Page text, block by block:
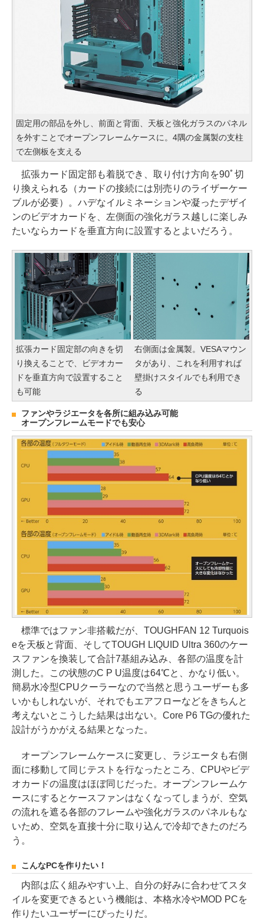
固定用の部品を外し、前面と背面、天板と強化ガラスのパネル
を外すことでオープンフレームケースに。4隅の金属製の支柱
で左側板を支える
拡張カード固定部も着脱でき、取り付け方向を90ﾟ切
り換えられる（カードの接続には別売りのライザーケー
ブルが必要）。ハデなイルミネーションや凝ったデザイ
ンのビデオカードを、左側面の強化ガラス越しに楽しみ
たいならカードを垂直方向に設置するとよいだろう。
拡張カード固定部の向きを切
り換えることで、ビデオカー
ドを垂直方向で設置すること
も可能
右側面は金属製。VESAマウン
タがあり、これを利用すれば
壁掛けスタイルでも利用でき
る
ファンやラジエータを各所に組み込み可能
オープンフレームモードでも安心
標準ではファン非搭載だが、TOUGHFAN 12 Turquois
eを天板と背面、そしてTOUGH LIQUID Ultra 360のケー
スファンを換装して合計7基組み込み、各部の温度を計
測した。この状態のC P U温度は64℃と、かなり低い。
簡易水冷型CPUクーラーなので当然と思うユーザーも多
いかもしれないが、それでもエアフローなどをきちんと
考えないとこうした結果は出ない。Core P6 TGの優れた
設計がうかがえる結果となった。
オープンフレームケースに変更し、ラジエータも右側
面に移動して同じテストを行なったところ、CPUやビデ
オカードの温度はほぼ同じだった。オープンフレームケ
ースにするとケースファンはなくなってしまうが、空気
の流れを遮る各部のフレームや強化ガラスのパネルもな
いため、空気を直接十分に取り込んで冷却できたのだろ
う。
こんなPCを作りたい！
内部は広く組みやすい上、自分の好みに合わせてスタ
イルを変更できるという機能は、本格水冷やMOD PCを
作りたいユーザーにぴったりだ。